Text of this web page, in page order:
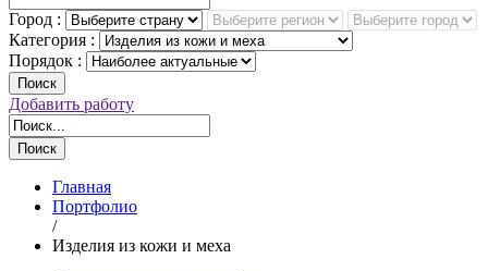
Город :
Категория :
Порядок :
Поиск
Добавить работу
Поиск
Главная
Портфолио
/
Изделия из кожи и меха